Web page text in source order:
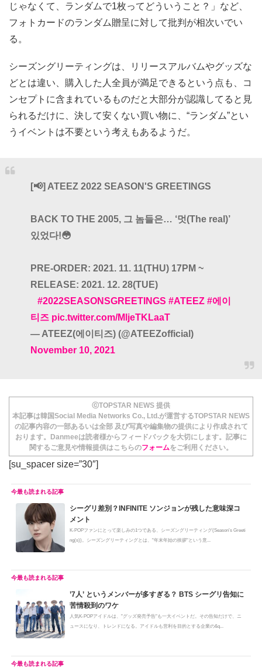
じゃなくて、ランダムで1枚ってどういうこと？」など、
フォトカードのランダム贈呈に対して批判が相次いでい
る。
シーズングリーティングは、リリースアルバムやグッズな
どとは違い、購入した人全員が満足できるという点も、コ
ンセプトに含まれているものだと大部分が認識してると見
られるだけに、決して安くない買い物に、“ランダム”とい
うイベントは不要という考えもあるようだ。
[📢] ATEEZ 2022 SEASON'S GREETINGS
BACK TO THE 2005, 그 놈들은… ‘멋(The real)’
있었다!😳
PRE-ORDER: 2021. 11. 11(THU) 17PM ~
RELEASE: 2021. 12. 28(TUE)
⠀#2022SEASONSGREETINGS #ATEEZ #에이
티즈 pic.twitter.com/MljeTKLaaT
— ATEEZ(에이티즈) (@ATEEZofficial)
November 10, 2021
ⓒTOPSTAR NEWS 提供
本記事は韓国Social Media Networks Co., Ltd.が運営するTOPSTAR NEWS
の記事内容の一部あるいは全部 及び写真や編集物の提供により作成されて
おります。Danmeeは読者様からフィードバックを大切にします。記事に
関するご意見や情報提供はこちらのフォームをご利用ください。
[su_spacer size=”30″]
シーグリ差別？INFINITE ソンジョンが残した意味深コ
メント
K-POPファンにとって楽しみの1つである、シーズングリーティング(Season’s Greeti
ng(s))。シーズングリーティングとは、"年末年始の挨拶"という意...
’7人’ というメンバーが多すぎる？ BTS シーグリ告知に
苦情殺到のワケ
人気K-POPアイドルは、"グッズ発売予告"も一大イベントだ。その告知だけで、ニ
ュースになり、トレンドになる。アイドルも営利を目的とする企業の&q...